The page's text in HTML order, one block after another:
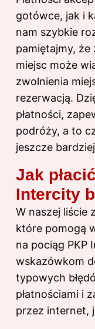
gotówce, jak i
nam szybkie
pamiętajmy,
miejsc może
zwolnienia
rezerwacją.
płatności,
podróży, a to
jeszcze
Jak
Intercity
W naszej liście
które pomogą
na pociąg PKP
wskazówkom
typowych
płatnościami i
przez internet,